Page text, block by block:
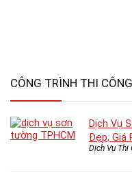
CÔNG TRÌNH THI CÔNG
Dịch Vụ
Đẹp, Giá
Dịch Vụ Thi